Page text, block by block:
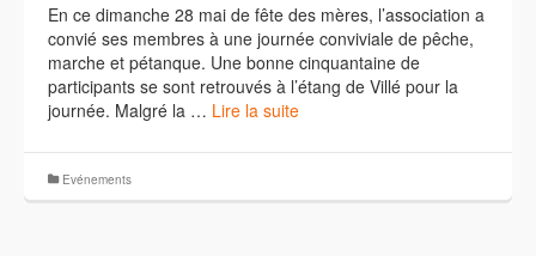
En ce dimanche 28 mai de fête des mères, l’association a
convié ses membres à une journée conviviale de pêche,
marche et pétanque. Une bonne cinquantaine de
participants se sont retrouvés à l’étang de Villé pour la
journée. Malgré la … Lire la suite
Evénements